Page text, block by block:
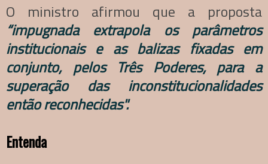
O ministro afirmou que a proposta
“impugnada extrapola os parâmetros
institucionais e as balizas fixadas em
conjunto, pelos Três Poderes, para a
superação das inconstitucionalidades
então reconhecidas".
Entenda